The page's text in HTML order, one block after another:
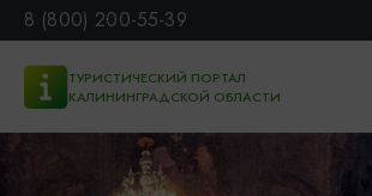
8 (800) 200-55-39
ТУРИСТИЧЕСКИЙ ПОРТАЛ
КАЛИНИНГРАДСКОЙ ОБЛАСТИ